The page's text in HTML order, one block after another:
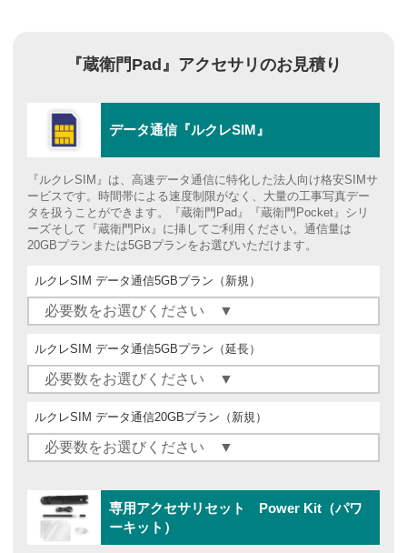
『蔵衛門Pad』アクセサリのお見積り
データ通信『ルクレSIM』
『ルクレSIM』は、高速データ通信に特化した法人向け格安SIMサ
ービスです。時間帯による速度制限がなく、大量の工事写真デー
タを扱うことができます。『蔵衛門Pad』『蔵衛門Pocket』シリ
ーズそして『蔵衛門Pix』に挿してご利用ください。通信量は
20GBプランまたは5GBプランをお選びいただけます。
ルクレSIM データ通信5GBプラン（新規）
ルクレSIM データ通信5GBプラン（延長）
ルクレSIM データ通信20GBプラン（新規）
専用アクセサリセット Power Kit（パワ
ーキット）